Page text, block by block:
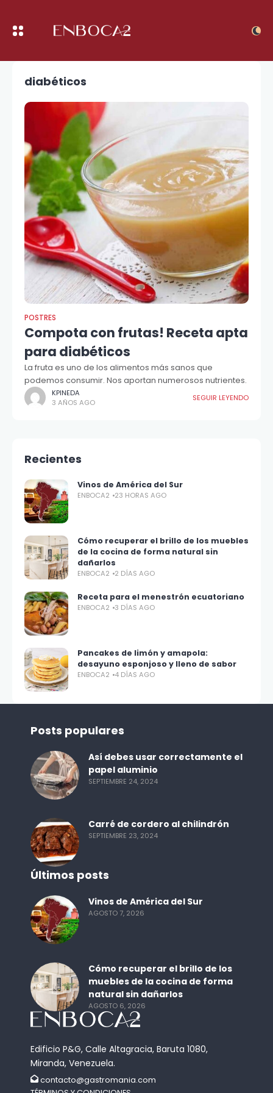
diabéticos
POSTRES
Compota con frutas! Receta apta
para diabéticos
La fruta es uno de los alimentos más sanos que
podemos consumir. Nos aportan numerosos nutrientes.
KPINEDA
3 AÑOS AGO
SEGUIR LEYENDO
Recientes
Vinos de América del Sur
ENBOCA2 23 HORAS AGO
Cómo recuperar el brillo de los muebles
de la cocina de forma natural sin
dañarlos
ENBOCA2 2 DÍAS AGO
Receta para el menestrón ecuatoriano
ENBOCA2 3 DÍAS AGO
Pancakes de limón y amapola:
desayuno esponjoso y lleno de sabor
ENBOCA2 4 DÍAS AGO
Edificio P&G, Calle Altagracia, Baruta 1080,
Miranda, Venezuela.
contacto@gastromania.com
Posts populares
Así debes usar correctamente el
papel aluminio
SEPTIEMBRE 24, 2024
Carré de cordero al chilindrón
SEPTIEMBRE 23, 2024
Últimos posts
Vinos de América del Sur
AGOSTO 7, 2026
Cómo recuperar el brillo de los
muebles de la cocina de forma
natural sin dañarlos
AGOSTO 6, 2026